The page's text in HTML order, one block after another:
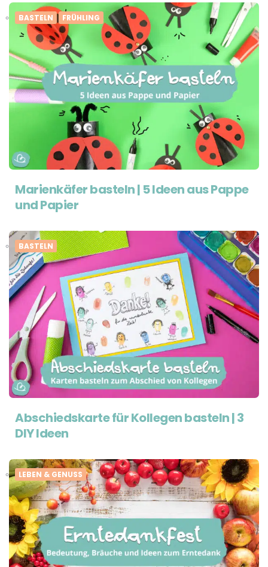
BASTELN FRÜHLING
Marienkäfer basteln | 5 Ideen aus Pappe
und Papier
BASTELN
Abschiedskarte für Kollegen basteln | 3
DIY Ideen
LEBEN & GENUSS